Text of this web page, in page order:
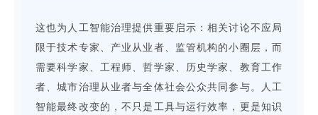
这也为人工智能治理提供重要启示：相关讨论不应局
限于技术专家、产业从业者、监管机构的小圈层，而
需要科学家、工程师、哲学家、历史学家、教育工作
者、城市治理从业者与全体社会公众共同参与。人工
智能最终改变的，不只是工具与运行效率，更是知识